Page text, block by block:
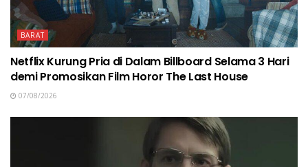
BARAT
Netflix Kurung Pria di Dalam Billboard Selama 3 Hari
demi Promosikan Film Horor The Last House
07/08/2026